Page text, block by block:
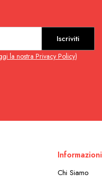
Iscriviti
la nostra Privacy Policy)
Informazioni
Chi Siamo